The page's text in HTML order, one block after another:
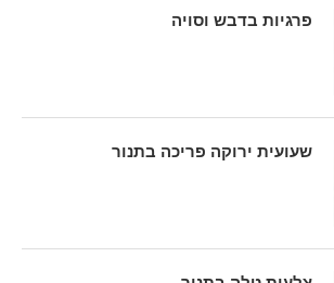
פרגיות בדבש וסויה
שעועית ירוקה פריכה בתנור